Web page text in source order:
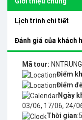
Lịch trình chi tiết
Đánh giá của khách
Mã tour:
Điểm
Điểm
Ngày
03/06, 17/06, 24/
Thời gian